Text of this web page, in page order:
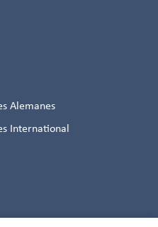
Alemanes
International